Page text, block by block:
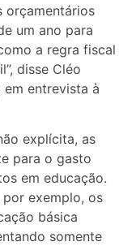
orçamentários
um ano para
a regra fiscal
disse Cléo
em entrevista à
explícita, as
para o gasto
em educação.
exemplo, os
básica
somente